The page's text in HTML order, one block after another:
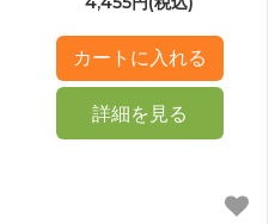
詳細を見る